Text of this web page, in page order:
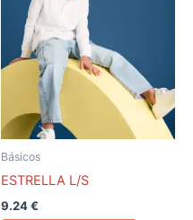
Básicos
ESTRELLA L/S
9.24€